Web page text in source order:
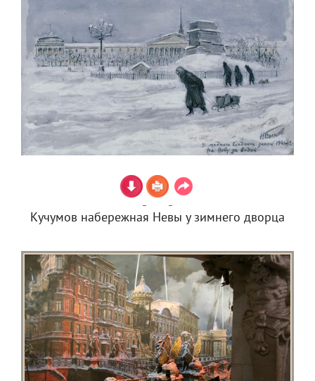
Кучумов набережная Невы у зимнего дворца